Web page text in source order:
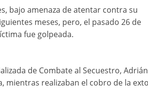
bajo amenaza de atentar contra su
meses, pero, el pasado 26 de
fue golpeada.
de Combate al Secuestro,
mientras realizaban el cobro de la